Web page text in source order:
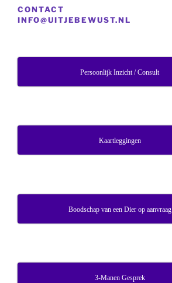
CONTACT
INFO@UITJEBEWUST.NL
Persoonlijk Inzicht / Consult
Kaartleggingen
Boodschap van een Dier op aanvraag
3-Manen Gesprek